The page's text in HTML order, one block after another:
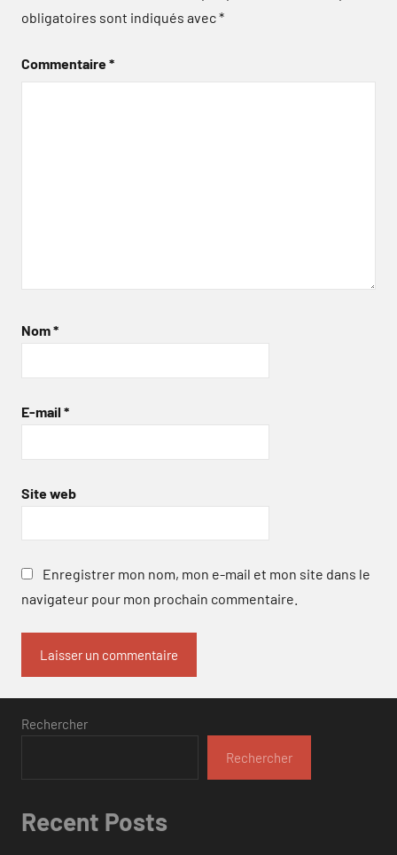
obligatoires sont indiqués avec*
Commentaire*
Nom*
E-mail *
Site web
Enregistrer mon nom, mon e-mail et mon site dans le
navigateur pour mon prochain commentaire.
Rechercher
Rechercher
Recent Posts